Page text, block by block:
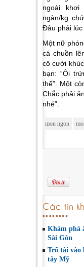
ngoài
ngàn/kg
Đâu phải lúc
Một nữ
cá chuồn
cô cười
bạn: “Ôi
thế”. Một
Chắc phải
nhé”.
mon ngon
Các tin
Khám phá
Sài Gòn
Trổ tài vào
tây Mỹ